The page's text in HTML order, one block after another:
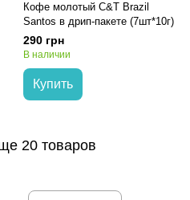
Кофе молотый C&T Brazil
Santos в дрип-пакете (7шт*10г)
290 грн
В наличии
Купить
20 товаров